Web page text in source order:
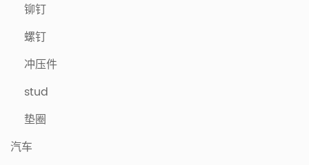
铆钉
螺钉
冲压件
stud
垫圈
汽车